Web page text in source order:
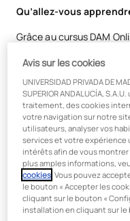
Qu’allez-vous
Grâce au cursus DAM
multiplateformes pour
d’exploitation et
la formation, vous
Développement et
multiplateformes
Documentation,
Maintenance et
Maîtrise avancée des
Maîtrise de différents
Avis sur les cookies
UNIVERSIDAD PRIVADA DE
SUPERIOR ANDALUCÍA,
traitement, des cookies
votre navigation sur notre
utilisateurs, analyser vos
services et votre expérience
intérêts afin de vous
plus amples informations,
cookies . Vous pouvez
le bouton « Accepter les
cliquant sur le bouton «
installation en cliquant sur le